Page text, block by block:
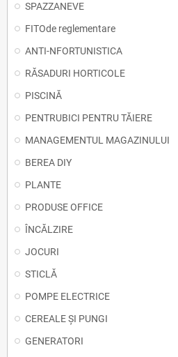
SPAZZANEVE
FITOde reglementare
ANTI-NFORTUNISTICA
RĂSADURI HORTICOLE
PISCINĂ
PENTRUBICI PENTRU TĂIERE
MANAGEMENTUL MAGAZINULUI
BEREA DIY
PLANTE
PRODUSE OFFICE
ÎNCĂLZIRE
JOCURI
STICLĂ
POMPE ELECTRICE
CEREALE ȘI PUNGI
GENERATORI